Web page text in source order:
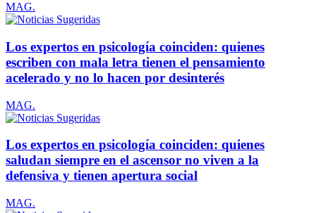
MAG.
Los expertos en psicología coinciden: quienes
escriben con mala letra tienen el pensamiento
acelerado y no lo hacen por desinterés
MAG.
Los expertos en psicología coinciden: quienes
saludan siempre en el ascensor no viven a la
defensiva y tienen apertura social
MAG.